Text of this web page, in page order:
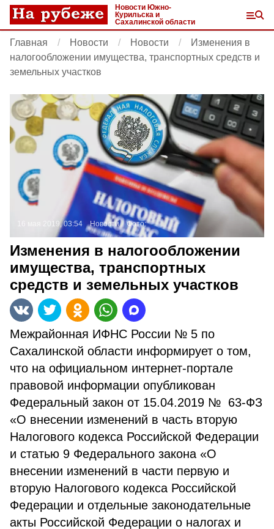
Новости Южно-
Курильска и
Сахалинской области
Главная Новости Новости
Изменения в
налогообложении имущества, транспортных средств и
земельных участков
16 мая 2019, 03:54 Новости Фото:
Изменения в налогообложении
имущества, транспортных
средств и земельных участков
Межрайонная ИФНС России № 5 по
Сахалинской области информирует о том,
что на официальном интернет-портале
правовой информации опубликован
Федеральный закон от 15.04.2019 № 63-ФЗ
«О внесении изменений в часть вторую
Налогового кодекса Российской Федерации
и статью 9 Федерального закона «О
внесении изменений в части первую и
вторую Налогового кодекса Российской
Федерации и отдельные законодательные
акты Российской Федерации о налогах и